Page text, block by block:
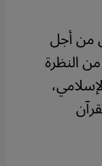
من أجل
النظرة